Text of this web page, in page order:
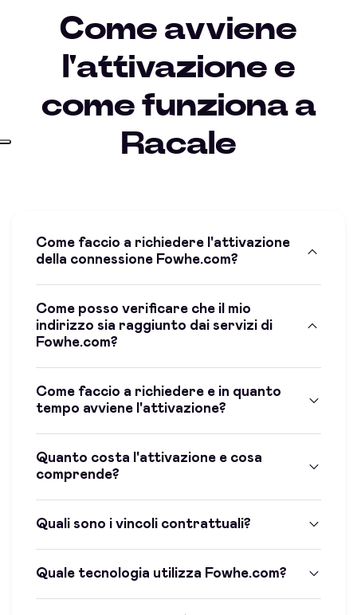
Come avviene
l'attivazione e
come funziona a
Racale
Come faccio a richiedere l'attivazione
della connessione Fowhe.com?
Come posso verificare che il mio
indirizzo sia raggiunto dai servizi di
Fowhe.com?
Come faccio a richiedere e in quanto
tempo avviene l'attivazione?
Quanto costa l'attivazione e cosa
comprende?
Quali sono i vincoli contrattuali?
Quale tecnologia utilizza Fowhe.com?